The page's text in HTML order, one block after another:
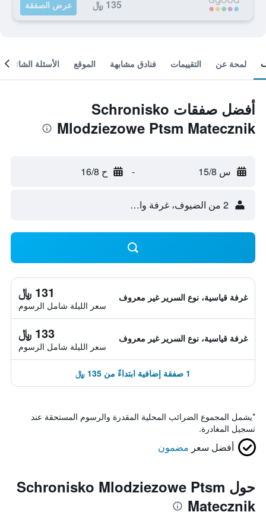
135 ﷼ عرض الصفقة
لمحة عن التقييمات فنادق مشابهة الموقع الأسئلة الشائعة
أفضل صفقات Schronisko
Mlodziezowe Ptsm Matecznik
س 15/8 - ح 16/8
2 من الضيوف، غرفة واحدة
غرفة قياسية، نوع السرير غير معروف 131 ﷼
سعر الليلة شامل الرسوم
غرفة قياسية، نوع السرير غير معروف 133 ﷼
سعر الليلة شامل الرسوم
1 صفقة إضافية ابتداءً من 135 ﷼
*يشمل المجموع الضرائب المحلية المقدرة والرسوم المستحقة عند
تسجيل المغادرة.
أفضل سعر مضمون
حول Schronisko Mlodziezowe Ptsm
Matecznik